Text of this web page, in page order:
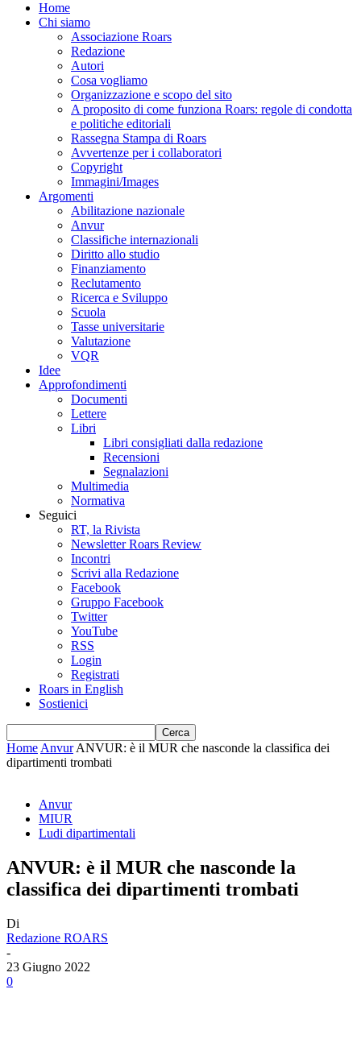
Home
Chi siamo
Associazione Roars
Redazione
Autori
Cosa vogliamo
Organizzazione e scopo del sito
A proposito di come funziona Roars: regole di condotta
e politiche editoriali
Rassegna Stampa di Roars
Avvertenze per i collaboratori
Copyright
Immagini/Images
Argomenti
Abilitazione nazionale
Anvur
Classifiche internazionali
Diritto allo studio
Finanziamento
Reclutamento
Ricerca e Sviluppo
Scuola
Tasse universitarie
Valutazione
VQR
Idee
Approfondimenti
Documenti
Lettere
Libri
Libri consigliati dalla redazione
Recensioni
Segnalazioni
Multimedia
Normativa
Seguici
RT, la Rivista
Newsletter Roars Review
Incontri
Scrivi alla Redazione
Facebook
Gruppo Facebook
Twitter
YouTube
RSS
Login
Registrati
Roars in English
Sostienici
Home Anvur ANVUR: è il MUR che nasconde la classifica dei
dipartimenti trombati
Anvur
MIUR
Ludi dipartimentali
ANVUR: è il MUR che nasconde la
classifica dei dipartimenti trombati
Di
Redazione ROARS
-
23 Giugno 2022
0